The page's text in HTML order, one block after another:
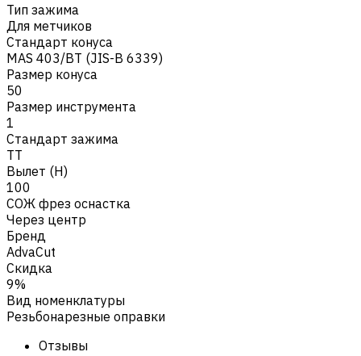
Тип зажима
Для метчиков
Стандарт конуса
MAS 403/BT (JIS-B 6339)
Размер конуса
50
Размер инструмента
1
Стандарт зажима
TT
Вылет (H)
100
СОЖ фрез оснастка
Через центр
Бренд
AdvaCut
Скидка
9%
Вид номенклатуры
Резьбонарезные оправки
Отзывы